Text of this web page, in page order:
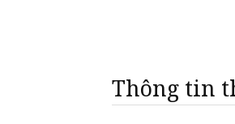
Thông tin